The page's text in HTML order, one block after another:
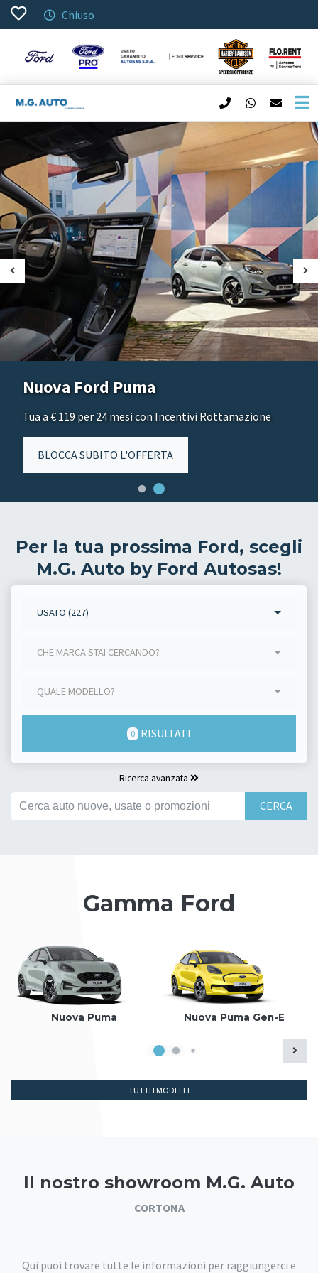
Chiuso
Nuova Ford Puma
Tua a € 119 per 24 mesi con Incentivi Rottamazione
BLOCCA SUBITO L'OFFERTA
Per la tua prossima Ford, scegli
M.G. Auto by Ford Autosas!
USATO (227)
CHE MARCA STAI CERCANDO?
QUALE MODELLO?
0 RISULTATI
Ricerca avanzata
CERCA
Gamma Ford
Nuova Puma Nuova Puma Gen-E
TUTTI I MODELLI
Il nostro showroom M.G. Auto
CORTONA
Qui puoi trovare tutte le informazioni per raggiungerci e